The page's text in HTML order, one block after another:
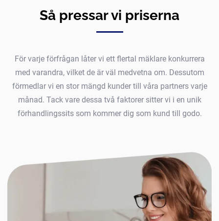
Så pressar vi priserna
För varje förfrågan låter vi ett flertal mäklare konkurrera
med varandra, vilket de är väl medvetna om. Dessutom
förmedlar vi en stor mängd kunder till våra partners varje
månad. Tack vare dessa två faktorer sitter vi i en unik
förhandlingssits som kommer dig som kund till godo.